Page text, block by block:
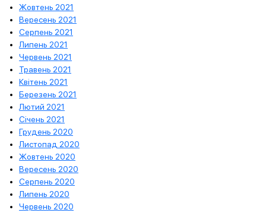
Жовтень 2021
Вересень 2021
Серпень 2021
Липень 2021
Червень 2021
Травень 2021
Квітень 2021
Березень 2021
Лютий 2021
Січень 2021
Грудень 2020
Листопад 2020
Жовтень 2020
Вересень 2020
Серпень 2020
Липень 2020
Червень 2020